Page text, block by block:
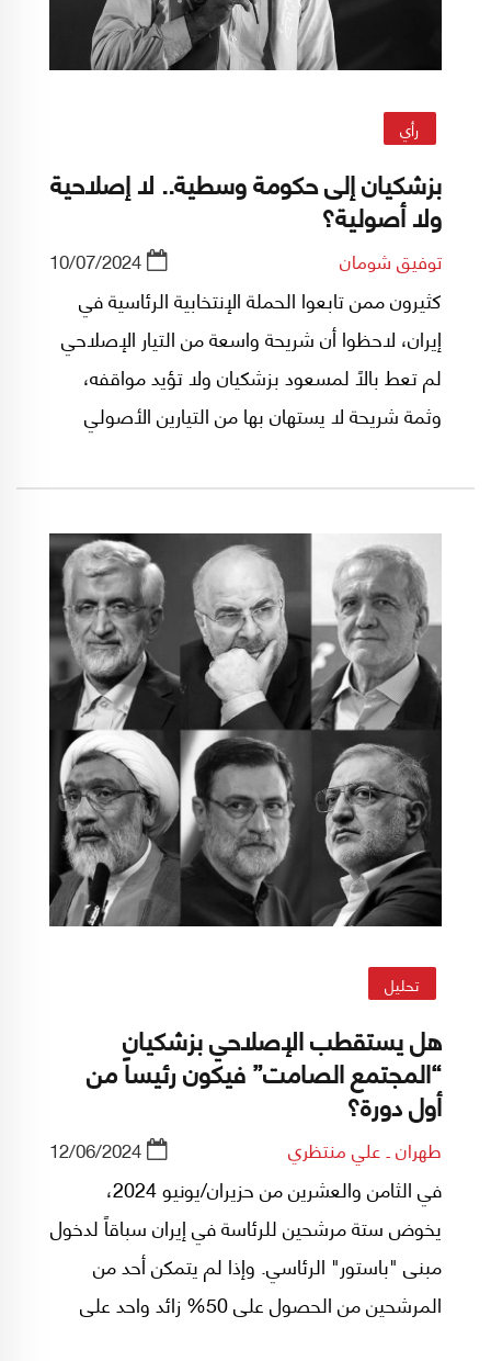
رأي
بزشكيان إلى حكومة وسطية.. لا إصلاحية
ولا أصولية؟
توفيق شومان 10/07/2024
كثيرون ممن تابعوا الحملة الإنتخابية الرئاسية في
إيران، لاحظوا أن شريحة واسعة من التيار الإصلاحي
لم تعط بالاً لمسعود بزشكيان ولا تؤيد مواقفه،
وثمة شريحة لا يستهان بها من التيارين الأصولي
ناخبة كانت اقترعت للرئيس الراحل ابراهيم رئيسي،
علامَ يدلُ ذلك؟
تحليل
هل يستقطب الإصلاحي بزشكيان
“المجتمع الصامت” فيكون رئيساً من
أول دورة؟
طهران ـ علي منتظري 12/06/2024
في الثامن والعشرين من حزيران/يونيو 2024،
يخوض ستة مرشحين للرئاسة في إيران سباقاً لدخول
مبنى "باستور" الرئاسي. وإذا لم يتمكن أحد من
المرشحين من الحصول على 50% زائد واحد على